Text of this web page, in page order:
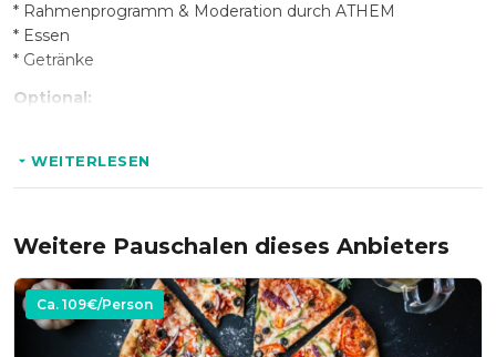
* Rahmenprogramm & Moderation durch ATHEM
* Essen
* Getränke
Optional:
WEITERLESEN
Weitere Pauschalen dieses Anbieters
Ca. 109€/Person